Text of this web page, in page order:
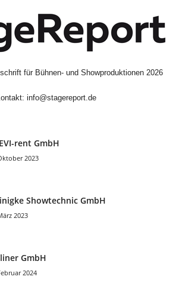
für Bühnen- und Showproduktionen 2026
info@stagereport.de
rent GmbH
2023
Showtechnic GmbH
2023
GmbH
2024